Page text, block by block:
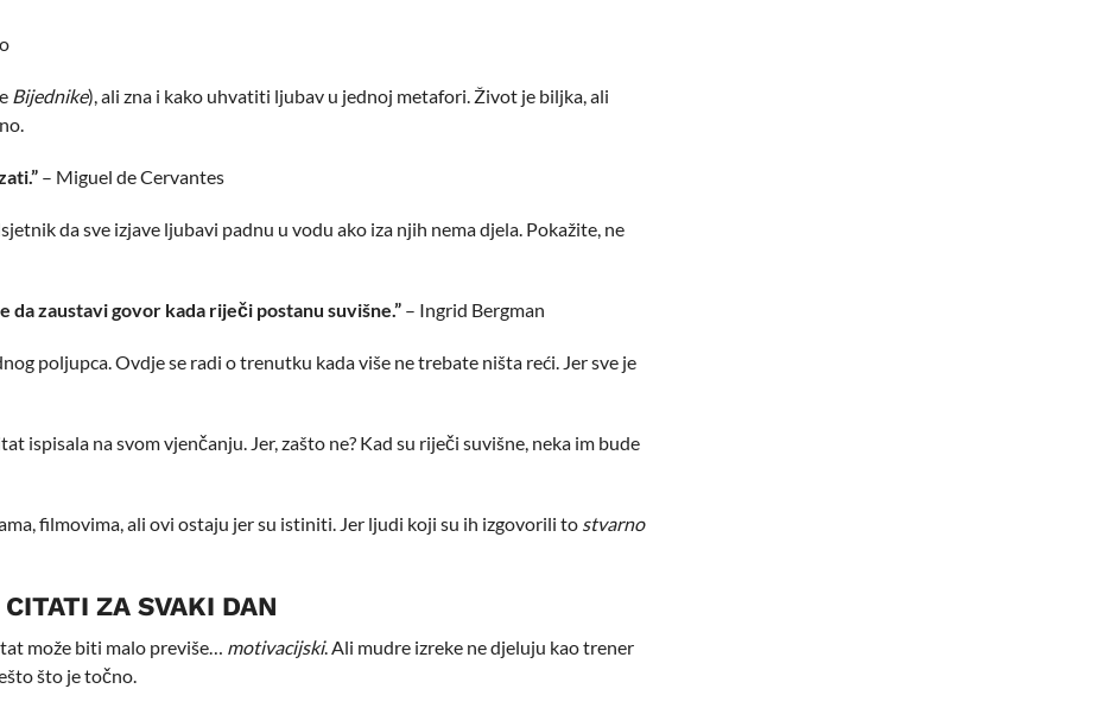
Bijednike), ali zna i kako uhvatiti ljubav u jednoj metafori. Život je biljka, ali
– Miguel de Cervantes
da sve izjave ljubavi padnu u vodu ako iza njih nema djela. Pokažite, ne
zaustavi govor kada riječi postanu suvišne.” – Ingrid Bergman
poljupca. Ovdje se radi o trenutku kada više ne trebate ništa reći. Jer sve je
ispisala na svom vjenčanju. Jer, zašto ne? Kad su riječi suvišne, neka im bude
filmovima, ali ovi ostaju jer su istiniti. Jer ljudi koji su ih izgovorili to stvarno
ZA SVAKI DAN
može biti malo previše… motivacijski. Ali mudre izreke ne djeluju kao trener
što je točno.